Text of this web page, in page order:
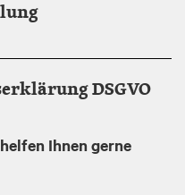
DSGVO
Ihnen gerne